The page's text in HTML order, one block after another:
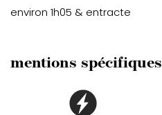
environ 1h05 & entracte
mentions spécifiques